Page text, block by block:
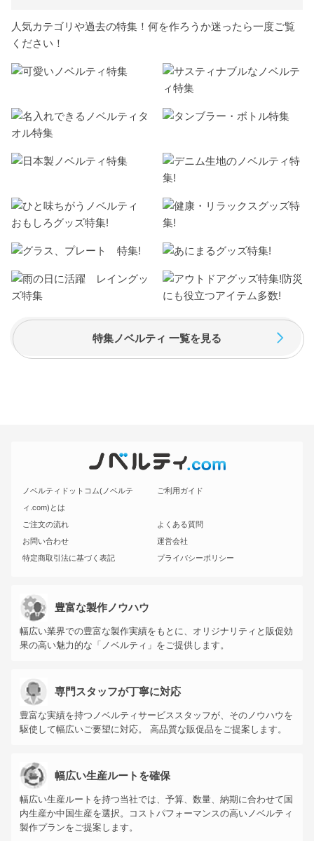
人気カテゴリや過去の特集！何を作ろうか迷ったら一度ご覧
ください！
特集ノベルティ 一覧を見る
ノベルティドットコム(ノベルテ
ィ.com)とは
ご利用ガイド
ご注文の流れ
よくある質問
お問い合わせ
運営会社
特定商取引法に基づく表記
プライバシーポリシー
豊富な製作ノウハウ
幅広い業界での豊富な製作実績をもとに、オリジナリティと販促効
果の高い魅力的な「ノベルティ」をご提供します。
専門スタッフが丁寧に対応
豊富な実績を持つノベルティサービススタッフが、そのノウハウを
駆使して幅広いご要望に対応。 高品質な販促品をご提案します。
幅広い生産ルートを確保
幅広い生産ルートを持つ当社では、予算、数量、納期に合わせて国
内生産か中国生産を選択。コストパフォーマンスの高いノベルティ
製作プランをご提案します。